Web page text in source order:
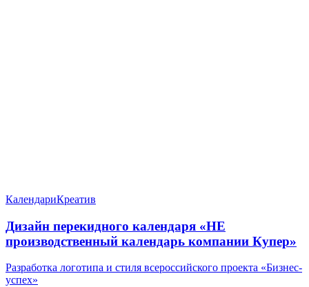
КалендариКреатив
Дизайн перекидного календаря «НЕ
производственный календарь компании Купер»
Разработка логотипа и стиля всероссийского проекта «Бизнес-
успех»